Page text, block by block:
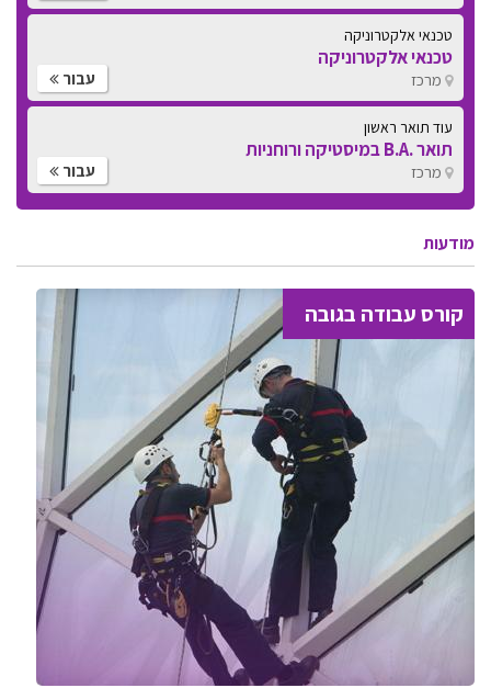
טכנאי אלקטרוניקה
טכנאי אלקטרוניקה
מרכז עבור
עוד תואר ראשון
תואר .B.A במיסטיקה ורוחניות
מרכז עבור
מודעות
קורס עבודה בגובה